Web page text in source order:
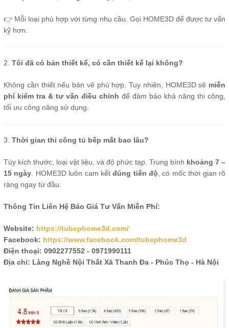
👉 Mỗi loại phù hợp với từng nhu cầu. Gọi HOME3D để được tư vấn
kỹ hơn.
2. Tôi đã có bản thiết kế, có cần thiết kế lại không?
Không cần thiết nếu bản vẽ phù hợp. Tuy nhiên, HOME3D sẽ miễn
phí kiểm tra & tư vấn điều chỉnh để đảm bảo khả năng thi công,
tối ưu công năng sử dụng.
3. Thời gian thi công tủ bếp mất bao lâu?
Tùy kích thước, loại vật liệu, và độ phức tạp. Trung bình khoảng 7 –
15 ngày . HOME3D luôn cam kếtđúng tiến độ , có mốc thời gian rõ
ràng ngay từ đầu.
Thông Tin Liên Hệ Báo Giá Tư Vấn Miễn Phí:
Website: https://tubephome3d.com/
Facebook: https://www.facebook.com/tubephome3d
Điện thoại: 0902277552 - 0971990111
Địa chỉ: Làng Nghề Nội Thất Xã Thanh Đa - Phúc Thọ - Hà Nội